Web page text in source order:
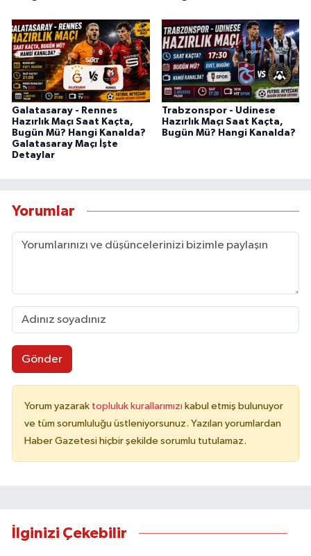
Galatasaray - Rennes
Hazırlık Maçı Saat Kaçta,
Bugün Mü? Hangi Kanalda?
Galatasaray Maçı İşte
Detaylar
Trabzonspor - Udinese
Hazırlık Maçı Saat Kaçta,
Bugün Mü? Hangi Kanalda?
Yorumlar
Gönder
Yorum yazarak topluluk kurallarımızı kabul etmiş bulunuyor
ve tüm sorumluluğu üstleniyorsunuz. Yazılan yorumlardan
Haber Gazetesi hiçbir şekilde sorumlu tutulamaz.
İlginizi Çekebilir